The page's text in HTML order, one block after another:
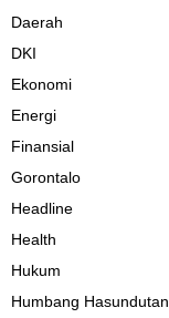
Daerah
DKI
Ekonomi
Energi
Finansial
Gorontalo
Headline
Health
Hukum
Humbang Hasundutan